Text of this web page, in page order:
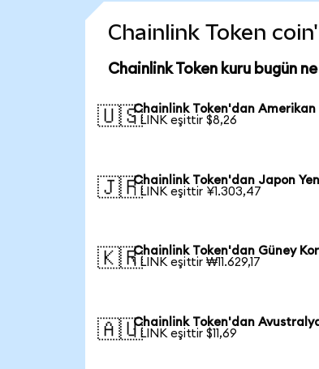
Chainlink Token
Chainlink Token kuru bugün
🇺🇸Chainlink Token'dan Amerikan
1 LINK eşittir $8,26
🇯🇵Chainlink Token'dan Japon
1 LINK eşittir ¥1.303,47
🇰🇷Chainlink Token'dan Güney
1 LINK eşittir ₩11.629,17
🇦🇺Chainlink Token'dan
1 LINK eşittir $11,69